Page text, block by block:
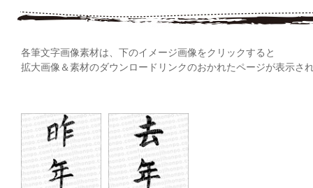
各筆文字画像素材は、下のイメージ画像をクリックすると
拡大画像＆素材のダウンロードリンクのおかれたページが表示さ